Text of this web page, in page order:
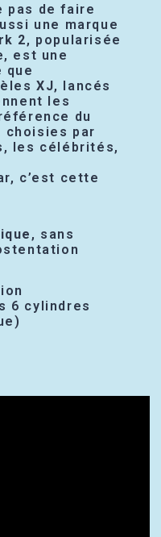
pas de faire
une marque
2, popularisée
est une
que
XJ, lancés
les
du
choisies par
les célébrités,
c’est cette
, sans
6 cylindres